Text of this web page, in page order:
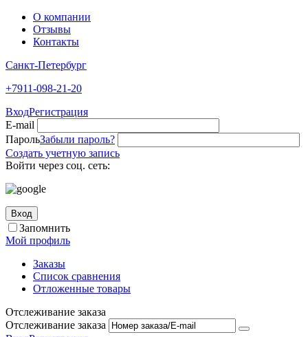
О компании
Отзывы
Контакты
Санкт-Петербург
+7911-098-21-20
ВходРегистрация
E-mail
ПарольЗабыли пароль?
Создать учетную запись
Войти через соц. сеть:
Вход
Запомнить
Мой профиль
Заказы
Список сравнения
Отложенные товары
Отслеживание заказа
Отслеживание заказа